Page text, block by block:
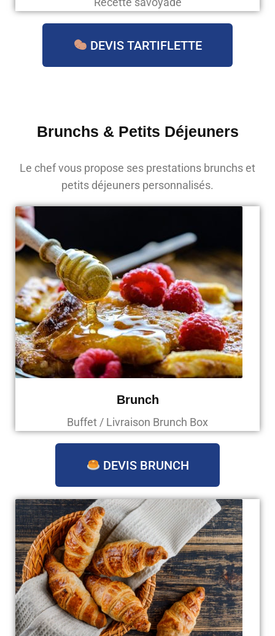
DEVIS TARTIFLETTE
Brunchs & Petits Déjeuners
Le chef vous propose ses prestations brunchs et
petits déjeuners personnalisés.
Brunch
Buffet / Livraison Brunch Box
DEVIS BRUNCH